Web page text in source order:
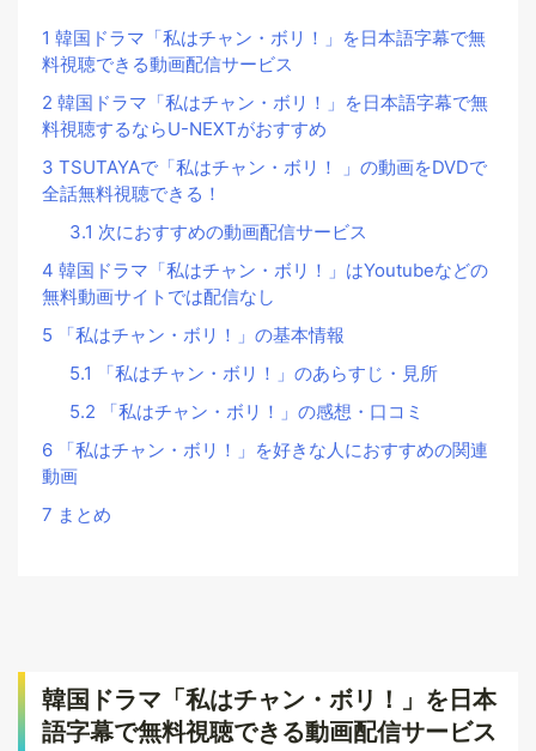
1 韓国ドラマ「私はチャン・ボリ！」を日本語字幕で無
料視聴できる動画配信サービス
2 韓国ドラマ「私はチャン・ボリ！」を日本語字幕で無
料視聴するならU-NEXTがおすすめ
3 TSUTAYAで「私はチャン・ボリ！ 」の動画をDVDで
全話無料視聴できる！
3.1 次におすすめの動画配信サービス
4 韓国ドラマ「私はチャン・ボリ！」はYoutubeなどの
無料動画サイトでは配信なし
5 「私はチャン・ボリ！」の基本情報
5.1 「私はチャン・ボリ！」のあらすじ・見所
5.2 「私はチャン・ボリ！」の感想・口コミ
6 「私はチャン・ボリ！」を好きな人におすすめの関連
動画
7 まとめ
韓国ドラマ「私はチャン・ボリ！」を日本
語字幕で無料視聴できる動画配信サービス